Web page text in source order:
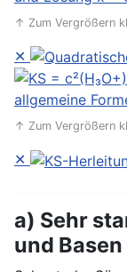
↑ Zum Vergrößern
✕
↑ Zum Vergrößern
✕
a) Sehr
und